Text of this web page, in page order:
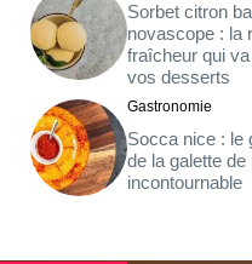
Sorbet citron
novascope : la
fraîcheur qui
vos desserts
Gastronomie
Socca nice : le
de la galette
incontournable